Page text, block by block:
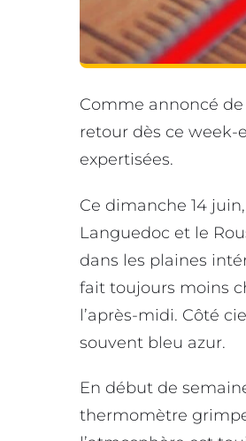
Comme annoncé
retour dès ce week-
expertisées.
Ce dimanche 14
Languedoc et le
dans les plaines
fait toujours moins
l’après-midi. Côté
souvent bleu azur.
En début de
thermomètre grimpe